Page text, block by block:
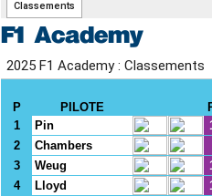
F1 Academy